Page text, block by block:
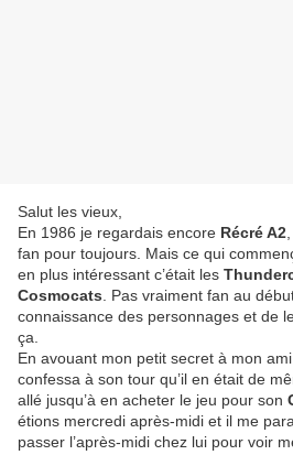
Salut les vieux,
En 1986 je regardais encore Récré A2
fan pour toujours. Mais ce qui
en plus intéressant c’était les
Cosmocats . Pas vraiment fan au
connaissance des personnages et de
ça.
En avouant mon petit secret à mon
confessa à son tour qu’il en était de
allé jusqu’à en acheter le jeu pour son
étions mercredi après-midi et il me
passer l’après-midi chez lui pour voir